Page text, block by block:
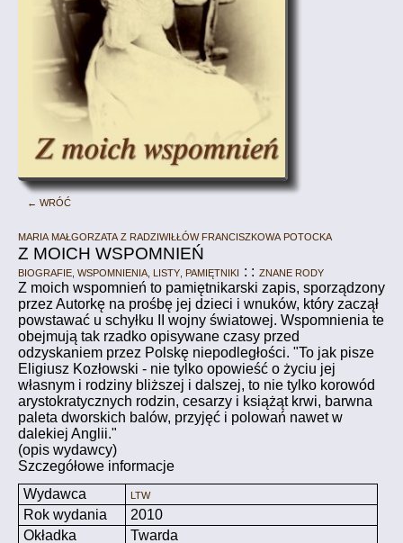
← Wróć
Maria Małgorzata z Radziwiłłów Franciszkowa Potocka
Z MOICH WSPOMNIEŃ
Biografie, wspomnienia, listy, pamiętniki : : Znane rody
Z moich wspomnień to pamiętnikarski zapis, sporządzony
przez Autorkę na prośbę jej dzieci i wnuków, który zaczął
powstawać u schyłku II wojny światowej. Wspomnienia te
obejmują tak rzadko opisywane czasy przed
odzyskaniem przez Polskę niepodległości. "To jak pisze
Eligiusz Kozłowski - nie tylko opowieść o życiu jej
własnym i rodziny bliższej i dalszej, to nie tylko korowód
arystokratycznych rodzin, cesarzy i książąt krwi, barwna
paleta dworskich balów, przyjęć i polowań nawet w
dalekiej Anglii."
(opis wydawcy)
Szczegółowe informacje
Wydawca
LTW
Rok wydania
2010
Okładka
Twarda